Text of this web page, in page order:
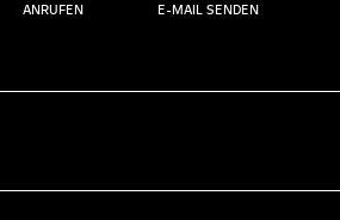
ANRUFEN E-MAIL SENDEN